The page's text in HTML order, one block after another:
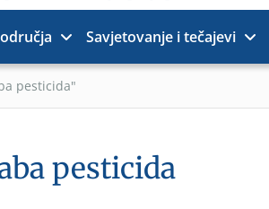
Savjetovanje i tečajevi
pesticida"
pesticida